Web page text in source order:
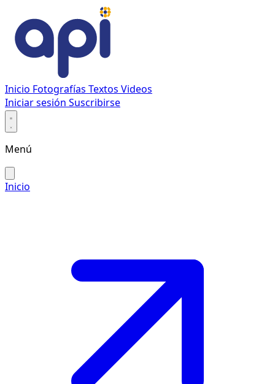
Inicio Fotografías Textos Videos
Iniciar sesión Suscribirse
Menú
Inicio